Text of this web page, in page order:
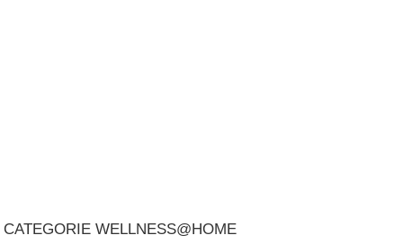
CATEGORIE WELLNESS@HOME